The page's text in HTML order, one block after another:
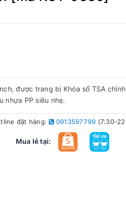
được trang bị Khóa số TSA
nhựa PP siêu nhẹ.
đặt hàng: 0913597799 (7:30-
Mua lẻ tại: